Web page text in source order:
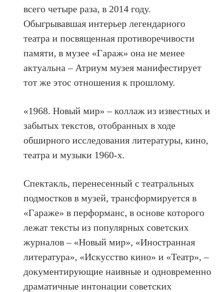
всего четыре раза, в 2014 году.
Обыгрывавшая интерьер легендарного
театра и посвященная противоречивости
памяти, в музее «Гараж» она не менее
актуальна – Атриум музея манифестирует
тот же этос отношения к прошлому.
«1968. Новый мир» – коллаж из известных и
забытых текстов, отобранных в ходе
обширного исследования литературы, кино,
театра и музыки 1960-х.
Спектакль, перенесенный с театральных
подмостков в музей, трансформируется в
«Гараже» в перформанс, в основе которого
лежат тексты из популярных советских
журналов – «Новый мир», «Иностранная
литература», «Искусство кино» и «Театр», –
документирующие наивные и одновременно
драматичные интонации советских